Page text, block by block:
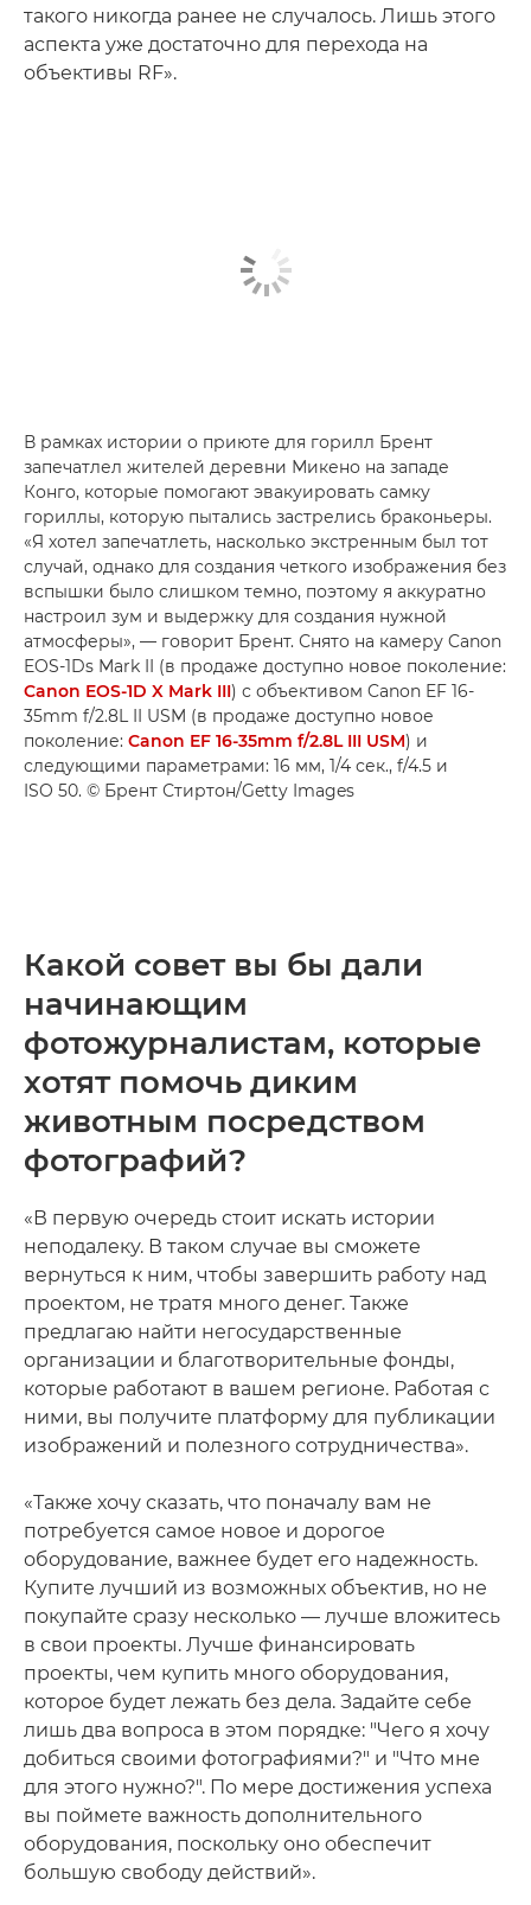
такого никогда ранее не случалось. Лишь этого
аспекта уже достаточно для перехода на
объективы RF».
В рамках истории о приюте для горилл Брент
запечатлел жителей деревни Микено на западе
Конго, которые помогают эвакуировать самку
гориллы, которую пытались застрелись браконьеры.
«Я хотел запечатлеть, насколько экстренным был тот
случай, однако для создания четкого изображения без
вспышки было слишком темно, поэтому я аккуратно
настроил зум и выдержку для создания нужной
атмосферы», — говорит Брент. Снято на камеру Canon
EOS-1Ds Mark II (в продаже доступно новое поколение:
Canon EOS-1D X Mark III) с объективом Canon EF 16-
35mm f/2.8L II USM (в продаже доступно новое
поколение: Canon EF 16-35mm f/2.8L III USM) и
следующими параметрами: 16 мм, 1/4 сек., f/4.5 и
ISO 50. © Брент Стиртон/Getty Images
Какой совет вы бы дали
начинающим
фотожурналистам, которые
хотят помочь диким
животным посредством
фотографий?
«В первую очередь стоит искать истории
неподалеку. В таком случае вы сможете
вернуться к ним, чтобы завершить работу над
проектом, не тратя много денег. Также
предлагаю найти негосударственные
организации и благотворительные фонды,
которые работают в вашем регионе. Работая с
ними, вы получите платформу для публикации
изображений и полезного сотрудничества».
«Также хочу сказать, что поначалу вам не
потребуется самое новое и дорогое
оборудование, важнее будет его надежность.
Купите лучший из возможных объектив, но не
покупайте сразу несколько — лучше вложитесь
в свои проекты. Лучше финансировать
проекты, чем купить много оборудования,
которое будет лежать без дела. Задайте себе
лишь два вопроса в этом порядке: "Чего я хочу
добиться своими фотографиями?" и "Что мне
для этого нужно?". По мере достижения успеха
вы поймете важность дополнительного
оборудования, поскольку оно обеспечит
большую свободу действий».